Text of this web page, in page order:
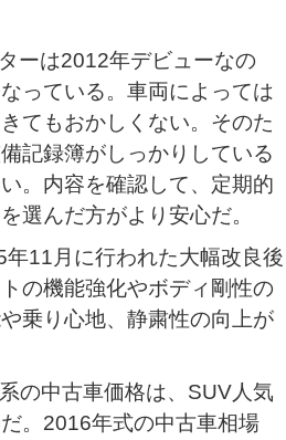
ーは2012年デビューなの
っている。車両によっては
てもおかしくない。そのた
記録簿がしっかりしている
。内容を確認して、定期的
選んだ方がより安心だ。
11月に行われた大幅改良後
の機能強化やボディ剛性の
乗り心地、静粛性の向上が
の中古車価格は、SUV人気
。2016年式の中古車相場